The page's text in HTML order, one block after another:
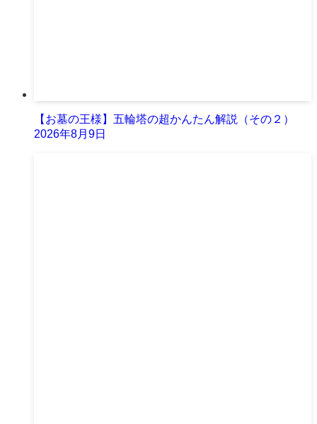
【お墓の王様】五輪塔の超かんたん解説（その２）
2026年8月9日